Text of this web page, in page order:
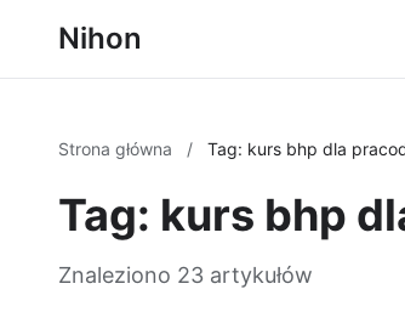
Nihon
Strona główna / Tag: kurs bhp dla
Tag: kurs bhp
Znaleziono 23 artykułów